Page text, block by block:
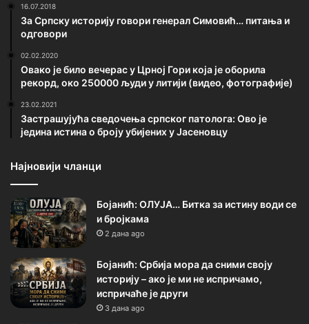
16.07.2018
За Српску историју говори генерал Симовић… питања и
одговори
02.02.2020
Овако је било вечерас у Црној Гори која је оборила
рекорд, око 250000 људи у литији (видео, фотографије)
23.02.2021
Застрашујућа сведочења српског патолога: Ово је
једина истина о броју убијених у Јасеновцу
Најновији чланци
Бојанић: ОЛУЈА… Битка за истину води се
и бројкама
2 дана ago
Бојанић: Србија мора да сними своју
историју – ако је ми не испричамо,
испричаће је други
3 дана ago